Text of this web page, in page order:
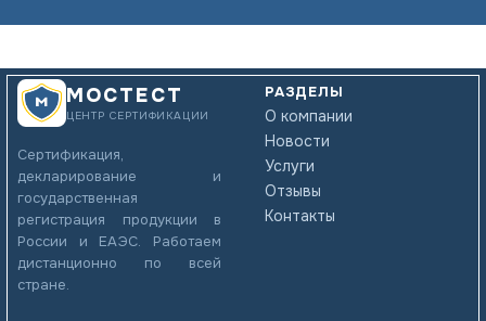
МОСТЕСТ
ЦЕНТР СЕРТИФИКАЦИИ
Сертификация,
декларирование и
государственная
регистрация продукции в
России и ЕАЭС. Работаем
дистанционно по всей
стране.
РАЗДЕЛЫ
О компании
Новости
Услуги
Отзывы
Контакты